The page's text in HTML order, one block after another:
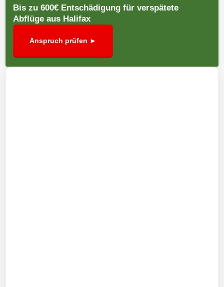
Bis zu 600€ Entschädigung für verspätete
Abflüge aus Halifax
Anspruch prüfen ►